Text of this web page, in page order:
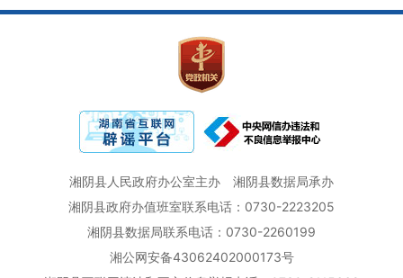
湘阴县人民政府办公室主办
湘阴县数据局承办
湘阴县政府办值班室联系电话：0730-2223205
湘阴县数据局联系电话：0730-2260199
湘公网安备43062402000173号